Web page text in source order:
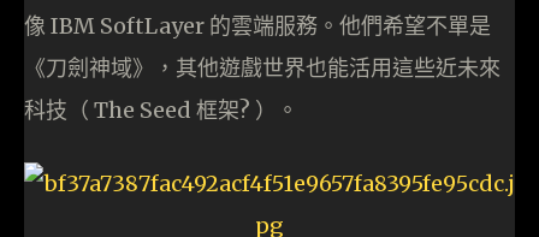
像 IBM SoftLayer 的雲端服務。他們希望不單是
《刀劍神域》，其他遊戲世界也能活用這些近未來
科技（ The Seed 框架? ）。